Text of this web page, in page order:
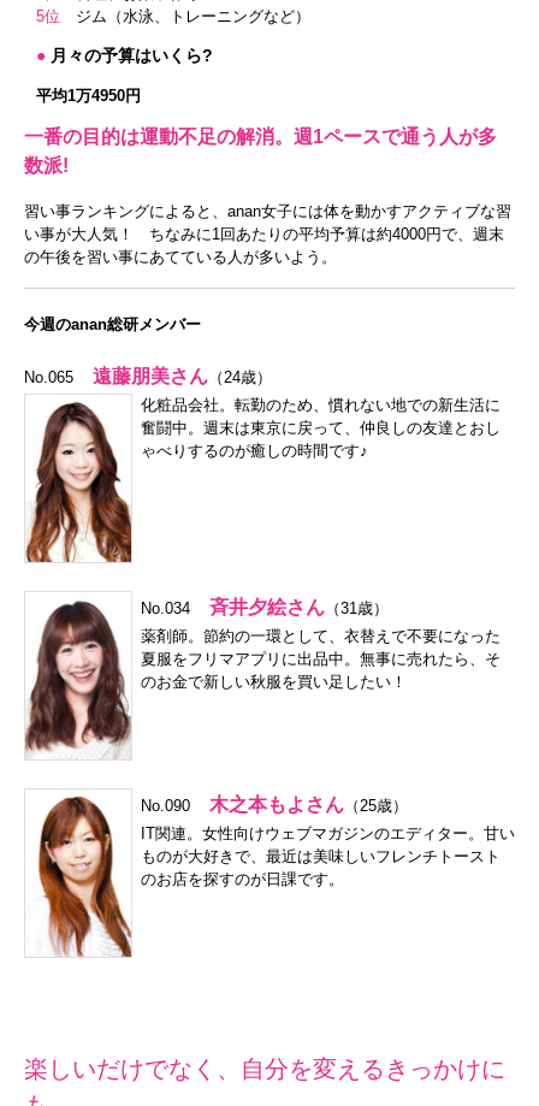
5位 ジム（水泳、トレーニングなど）
● 月々の予算はいくら?
平均1万4950円
一番の目的は運動不足の解消。週1ペースで通う人が多
数派!
習い事ランキングによると、anan女子には体を動かすアクティブな習
い事が大人気！ ちなみに1回あたりの平均予算は約4000円で、週末
の午後を習い事にあてている人が多いよう。
今週のanan総研メンバー
No.065 遠藤朋美さん （24歳）
化粧品会社。転勤のため、慣れない地での新生活に
奮闘中。週末は東京に戻って、仲良しの友達とおし
ゃべりするのが癒しの時間です♪
No.034 斉井夕絵さん （31歳）
薬剤師。節約の一環として、衣替えで不要になった
夏服をフリマアプリに出品中。無事に売れたら、そ
のお金で新しい秋服を買い足したい！
No.090 木之本もよさん （25歳）
IT関連。女性向けウェブマガジンのエディター。甘い
ものが大好きで、最近は美味しいフレンチトースト
のお店を探すのが日課です。
楽しいだけでなく、自分を変えるきっかけに